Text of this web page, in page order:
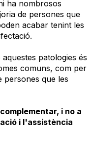
ha nombrosos
de persones que
acabar tenint les
patologies és
comuns, com per
persones que les
i no a
i l'assistència